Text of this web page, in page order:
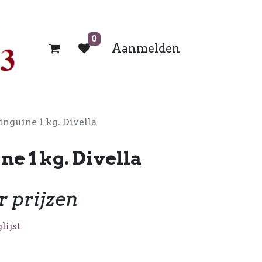
0
Aanmelden
1 kg. Divella
1 kg. Divella
prijzen